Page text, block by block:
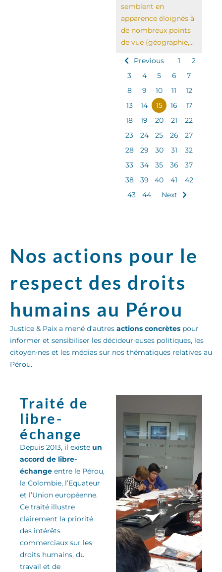
semblent en
apparence éloignés à
de nombreux points
de vue (géographie,...
Previous 1
2
3
4 5 6
7
8
9 10 11
12
13
14 15 16
17
18
19 20 21
22
23
24 25 26
27
28
29 30 31
32
33
34 35 36
37
38
39 40 41
42
43
44 Next
Nos actions pour le
respect des droits
humains au Pérou
Justice & Paix a mené d’autres actions concrètes pour
informer et sensibiliser les décideur·euses politiques, les
citoyen·nes et les médias sur nos thématiques relatives au
Pérou.
Traité de
libre-
échange
Depuis 2013, il existe un
accord de libre-
échange entre le Pérou,
la Colombie, l’Equateur
et l’Union européenne.
Ce traité illustre
clairement la priorité
des intérêts
commerciaux sur les
droits humains, du
travail et de